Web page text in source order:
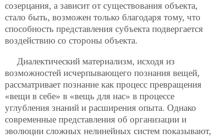
созерцания, а зависит от существования объекта,
стало быть, возможен только благодаря тому, что
способность представления субъекта подвергается
воздействию со стороны объекта.
Диалектический материализм, исходя из
возможностей исчерпывающего познания вещей,
рассматривает познание как процесс превращения
«вещи в себе» в «вещь для нас» в процессе
углубления знаний и расширения опыта. Однако
современные представления об организации и
эволюции сложных нелинейных систем показывают,